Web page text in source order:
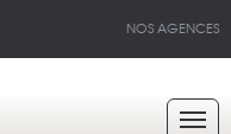
NOS AGENCES